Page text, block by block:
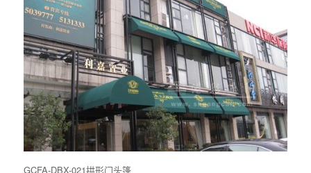
GCFA-DBX-021拱形门头篷